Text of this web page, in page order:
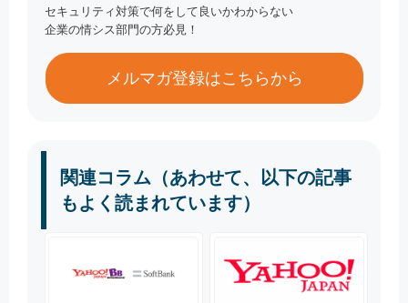
セキュリティ対策で何をして良いかわからない
企業の情シス部門の方必見！
メルマガ登録はこちらから
関連コラム（あわせて、以下の記事
もよく読まれています）